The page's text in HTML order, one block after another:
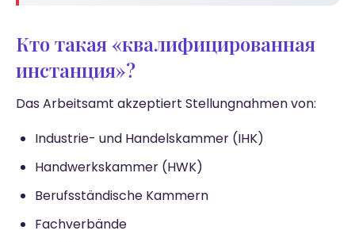
Кто такая «квалифицированная
инстанция»?
Das Arbeitsamt akzeptiert Stellungnahmen von:
Industrie- und Handelskammer (IHK)
Handwerkskammer (HWK)
Berufsständische Kammern
Fachverbände